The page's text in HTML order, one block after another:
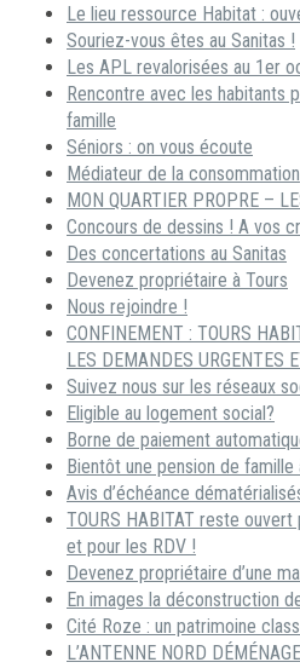
Le lieu ressource Habitat :
Souriez-vous êtes au Sanitas !
Les APL revalorisées au 1er
Rencontre avec les habitants
famille
Séniors : on vous écoute
Médiateur de la consommation
MON QUARTIER PROPRE –
Concours de dessins ! A vos
Des concertations au Sanitas
Devenez propriétaire à Tours
Nous rejoindre !
CONFINEMENT : TOURS
LES DEMANDES URGENTES
Suivez nous sur les réseaux
Eligible au logement social?
Borne de paiement
Bientôt une pension de famille
Avis d’échéance
TOURS HABITAT reste
et pour les RDV !
Devenez propriétaire d’une
En images la déconstruction
Cité Roze : un patrimoine
L’ANTENNE NORD